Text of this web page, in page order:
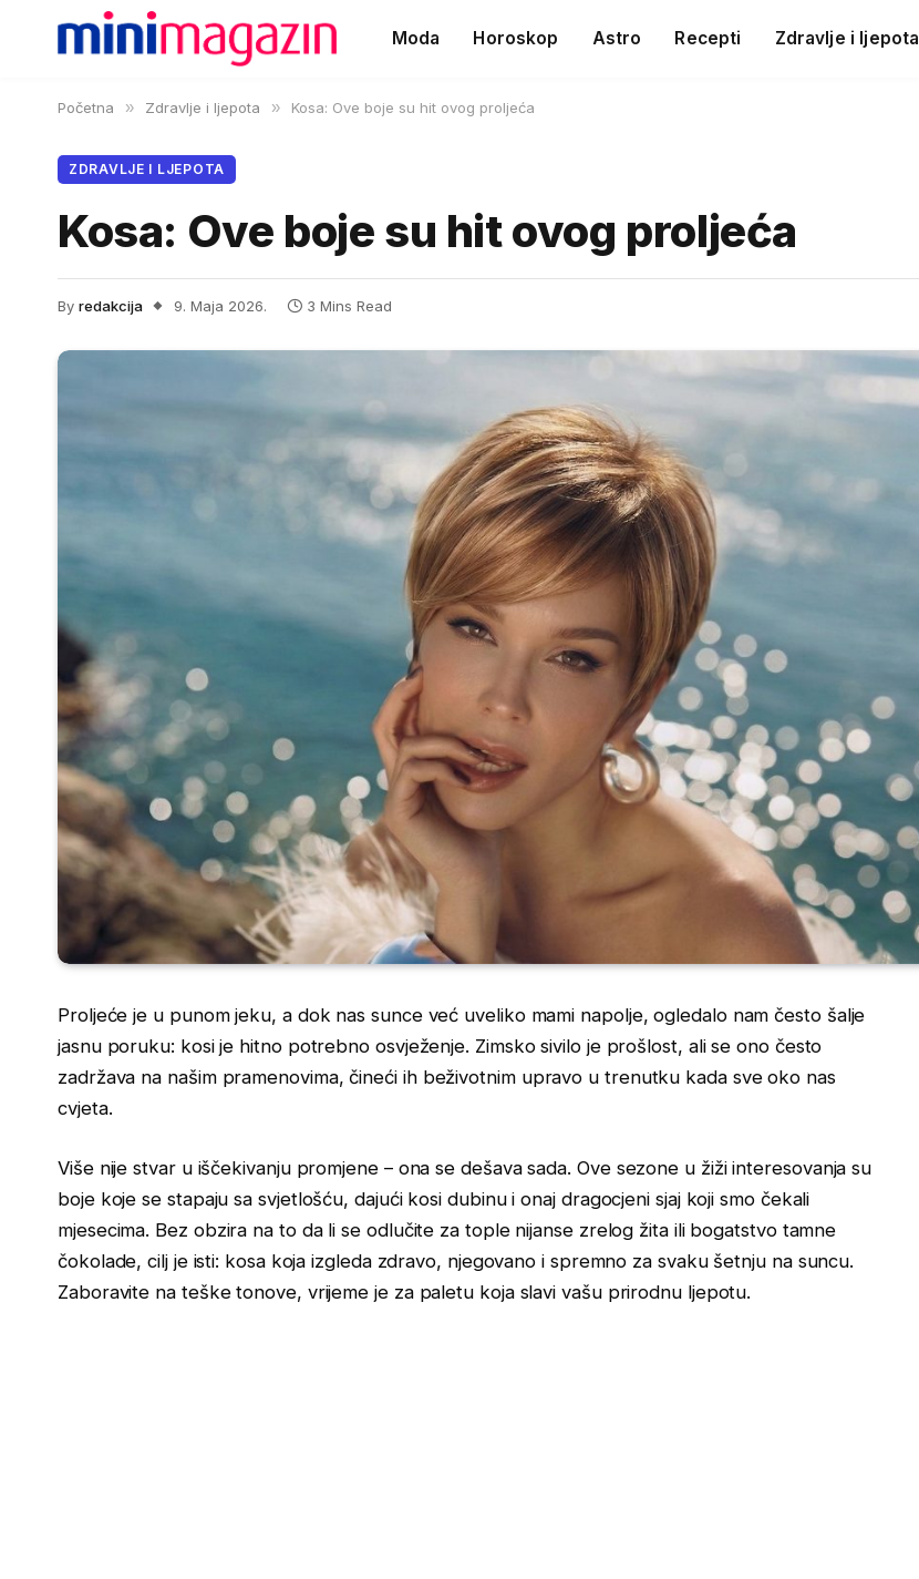
Moda Horoskop Astro Recepti Zdravlje i ljepota
Početna » Zdravlje i ljepota » Kosa: Ove boje su hit ovog proljeća
ZDRAVLJE I LJEPOTA
Kosa: Ove boje su hit ovog proljeća
By redakcija 9. Maja 2026. 3 Mins Read
Proljeće je u punom jeku, a dok nas sunce već uveliko mami napolje, ogledalo nam često šalje
jasnu poruku: kosi je hitno potrebno osvježenje. Zimsko sivilo je prošlost, ali se ono često
zadržava na našim pramenovima, čineći ih beživotnim upravo u trenutku kada sve oko nas
cvjeta.
Više nije stvar u iščekivanju promjene – ona se dešava sada. Ove sezone u žiži interesovanja su
boje koje se stapaju sa svjetlošću, dajući kosi dubinu i onaj dragocjeni sjaj koji smo čekali
mjesecima. Bez obzira na to da li se odlučite za tople nijanse zrelog žita ili bogatstvo tamne
čokolade, cilj je isti: kosa koja izgleda zdravo, njegovano i spremno za svaku šetnju na suncu.
Zaboravite na teške tonove, vrijeme je za paletu koja slavi vašu prirodnu ljepotu.